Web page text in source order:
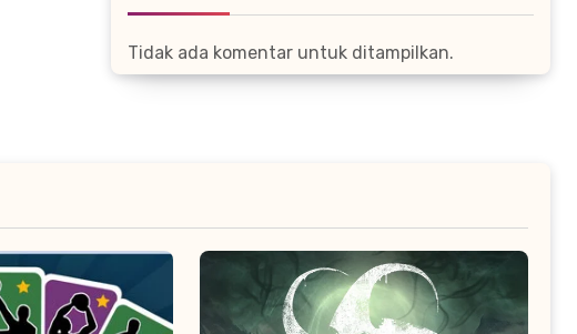
Tidak ada komentar untuk ditampilkan.